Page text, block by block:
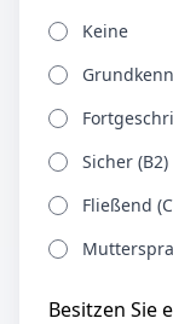
Keine
Sicher (B2)
Fließend
Besitzen Sie